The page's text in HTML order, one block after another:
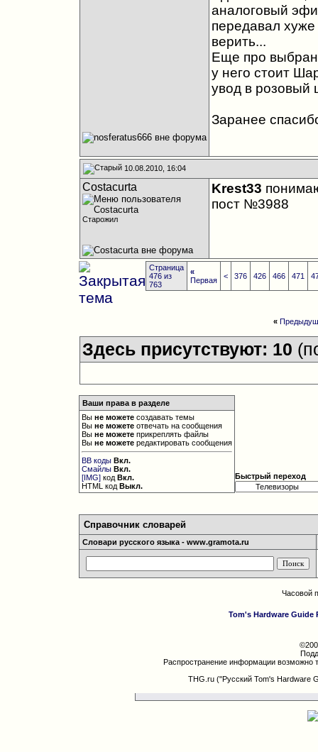
аналоговый
передавал
верить...
Еще про
у него стоит
увод в розовый
Заранее
10.08.2010, 16:04
Costacurta
Старожил
Krest33
пост №3988
Страница
476 из
763
«
Первая
< 376 426 466 471
«
Здесь присутствуют: 10
Ваши права в разделе
Выне можете создавать темы
Выне можете отвечать на сообщения
Выне можете прикреплять файлы
Выне можете редактировать сообщения
BB коды Вкл.
Смайлы Вкл.
[IMG] кодВкл.
HTML кодВыкл.
Быстрый переход
Справочник словарей
Словари русского языка - www.gramota.ru
Часовой
Tom's Hardware Guide
Распространение информации возможно
THG.ru ("Русский Tom's Hardware